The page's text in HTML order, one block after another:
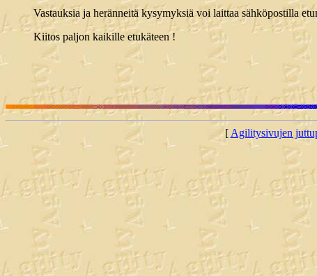
Vastauksia ja heränneitä kysymyksiä voi laittaa sähköpostilla
Kiitos paljon kaikille etukäteen !
[Agilitysivujen